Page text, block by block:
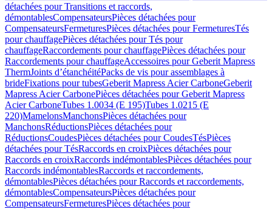
détachées pour Transitions et raccords,
démontablesCompensateursPièces détachées pour
CompensateursFermeturesPièces détachées pour FermeturesTés
pour chauffagePièces détachées pour Tés pour
chauffageRaccordements pour chauffagePièces détachées pour
Raccordements pour chauffageAccessoires pour Geberit Mapress
ThermJoints d’étanchéitéPacks de vis pour assemblages à
brideFixations pour tubesGeberit Mapress Acier CarboneGeberit
Mapress Acier CarbonePièces détachées pour Geberit Mapress
Acier CarboneTubes 1.0034 (E 195)Tubes 1.0215 (E
220)MamelonsManchonsPièces détachées pour
ManchonsRéductionsPièces détachées pour
RéductionsCoudesPièces détachées pour CoudesTésPièces
détachées pour TésRaccords en croixPièces détachées pour
Raccords en croixRaccords indémontablesPièces détachées pour
Raccords indémontablesRaccords et raccordements,
démontablesPièces détachées pour Raccords et raccordements,
démontablesCompensateursPièces détachées pour
CompensateursFermeturesPièces détachées pour